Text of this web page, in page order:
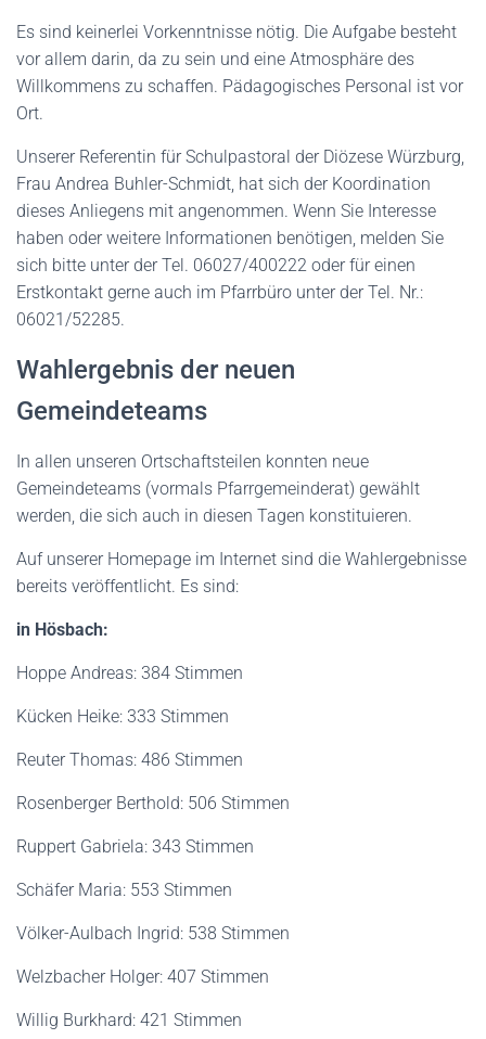
Es sind keinerlei Vorkenntnisse nötig. Die Aufgabe besteht
vor allem darin, da zu sein und eine Atmosphäre des
Willkommens zu schaffen. Pädagogisches Personal ist vor
Ort.
Unserer Referentin für Schulpastoral der Diözese Würzburg,
Frau Andrea Buhler-Schmidt, hat sich der Koordination
dieses Anliegens mit angenommen. Wenn Sie Interesse
haben oder weitere Informationen benötigen, melden Sie
sich bitte unter der Tel. 06027/400222 oder für einen
Erstkontakt gerne auch im Pfarrbüro unter der Tel. Nr.:
06021/52285.
Wahlergebnis der neuen
Gemeindeteams
In allen unseren Ortschaftsteilen konnten neue
Gemeindeteams (vormals Pfarrgemeinderat) gewählt
werden, die sich auch in diesen Tagen konstituieren.
Auf unserer Homepage im Internet sind die Wahlergebnisse
bereits veröffentlicht. Es sind:
in Hösbach:
Hoppe Andreas: 384 Stimmen
Kücken Heike: 333 Stimmen
Reuter Thomas: 486 Stimmen
Rosenberger Berthold: 506 Stimmen
Ruppert Gabriela: 343 Stimmen
Schäfer Maria: 553 Stimmen
Völker-Aulbach Ingrid: 538 Stimmen
Welzbacher Holger: 407 Stimmen
Willig Burkhard: 421 Stimmen